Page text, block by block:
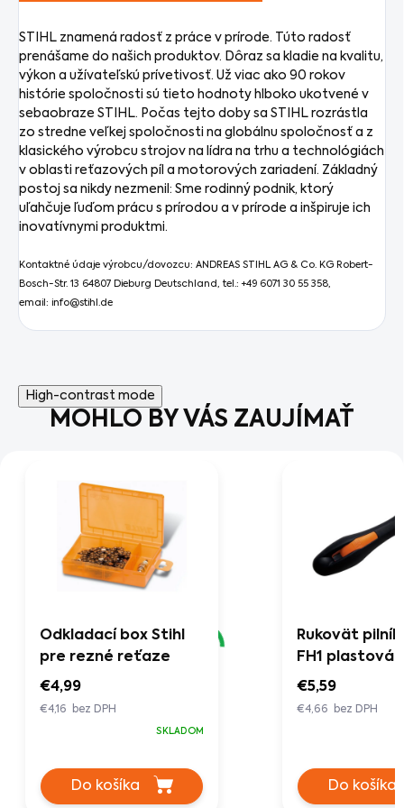
STIHL znamená radosť z práce v prírode. Túto radosť
prenášame do našich produktov. Dôraz sa kladie na kvalitu,
výkon a užívateľskú prívetivosť. Už viac ako 90 rokov
histórie spoločnosti sú tieto hodnoty hlboko ukotvené v
sebaobraze STIHL. Počas tejto doby sa STIHL rozrástla
zo stredne veľkej spoločnosti na globálnu spoločnosť a z
klasického výrobcu strojov na lídra na trhu a technológiách
v oblasti reťazových píl a motorových zariadení. Základný
postoj sa nikdy nezmenil: Sme rodinný podnik, ktorý
uľahčuje ľuďom prácu s prírodou a v prírode a inšpiruje ich
inovatívnymi produktmi.
Kontaktné údaje výrobcu/dovozcu: ANDREAS STIHL AG & Co. KG Robert-
Bosch-Str. 13 64807 Dieburg Deutschland, tel.: +49 6071 30 55 358,
email: info@stihl.de
High-contrast mode
MOHLO BY VÁS ZAUJÍMAŤ
Odkladací box Stihl
pre rezné reťaze
€4,99
€4,16 bez DPH
SKLADOM
Do košíka
Rukovät
FH1 plastová
€5,59
€4,66 bez DPH
Do košíka